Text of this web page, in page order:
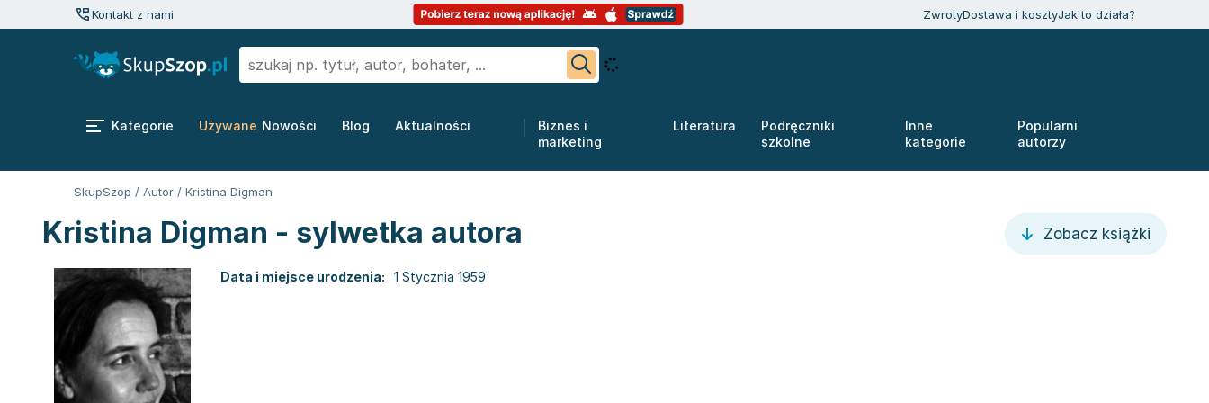
Kontakt z nami ZwrotyDostawa i kosztyJak to działa?
Kategorie Używane Nowości Blog Aktualności
Biznes i
marketing
Literatura
Podręczniki
szkolne
Inne
kategorie
Popularni
autorzy
SkupSzop / Autor / Kristina Digman
Kristina Digman - sylwetka autora Zobacz książki
Data i miejsce urodzenia: 1 Stycznia 1959